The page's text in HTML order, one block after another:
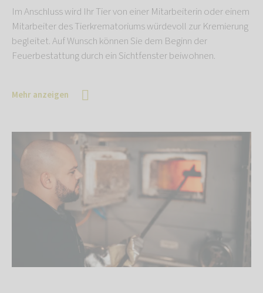
Im Anschluss wird Ihr Tier von einer Mitarbeiterin oder einem
Mitarbeiter des Tierkrematoriums würdevoll zur Kremierung
begleitet. Auf Wunsch können Sie dem Beginn der
Feuerbestattung durch ein Sichtfenster beiwohnen.
Mehr anzeigen